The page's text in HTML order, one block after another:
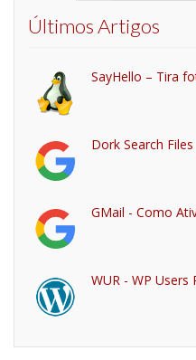
Últimos Artigos
SayHello – Tira
Dork Search Files
GMail - Como
WUR - WP Users